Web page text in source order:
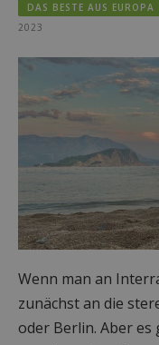
Neue Reise planen!
DAS BESTE AUS EUROPA
2023
Wenn man an
zunächst an die
oder Berlin. Aber es